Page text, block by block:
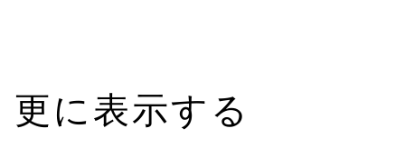
更に表示する